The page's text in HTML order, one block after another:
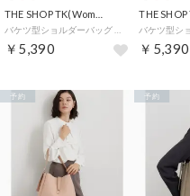
バケツ型ショルダーバッグ （キャメルブラウン(441)）
￥5,390 ￥5,390
予約 予約